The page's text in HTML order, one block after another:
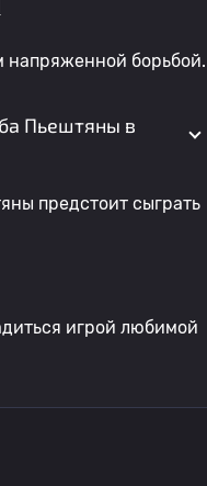
напряженной борьбой.
Пьештяны в
предстоит сыграть
игрой любимой